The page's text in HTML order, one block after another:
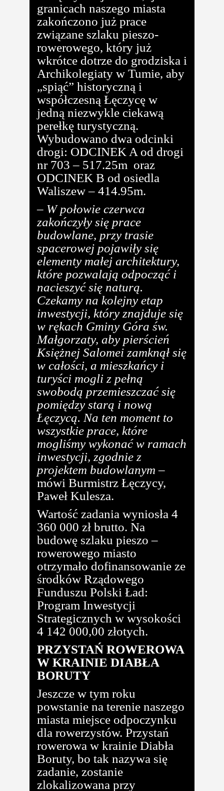
granicach naszego miasta
zakończono już prace
związane szlaku pieszo-
rowerowego, który już
wkrótce dotrze do grodziska i
Archikolegiaty w Tumie, aby
„spiąć” historyczną i
współczesną Łęczycę w
jedną niezwykle ciekawą
perełkę turystyczną.
Wybudowano dwa odcinki
drogi: ODCINEK A od drogi
nr 703 – 517.25m oraz
ODCINEK B od osiedla
Waliszew – 414.95m.
– W połowie czerwca
zakończyły się prace
budowlane, przy trasie
spacerowej pojawiły się
elementy małej architektury,
które pozwalają odpocząć i
nacieszyć się naturą.
Czekamy na kolejny etap
inwestycji, który znajduje się
w rękach Gminy Góra św.
Małgorzaty, aby pierścień
Księżnej Salomei zamknął się
w całości, a mieszkańcy i
turyści mogli z pełną
swobodą przemieszczać się
pomiędzy starą i nową
Łęczycą. Na ten moment to
wszystkie prace, które
mogliśmy wykonać w ramach
inwestycji, zgodnie z
projektem budowlanym–
mówi Burmistrz Łęczycy,
Paweł Kulesza.
Wartość zadania wyniosła 4
360 000 zł brutto. Na
budowę szlaku pieszo –
rowerowego miasto
otrzymało dofinansowanie ze
środków Rządowego
Funduszu Polski Ład:
Program Inwestycji
Strategicznych w wysokości
4 142 000,00 złotych.
PRZYSTAŃ ROWEROWA
W KRAINIE DIABŁA
BORUTY
Jeszcze w tym roku
powstanie na terenie naszego
miasta miejsce odpoczynku
dla rowerzystów. Przystań
rowerowa w krainie Diabła
Boruty, bo tak nazywa się
zadanie, zostanie
zlokalizowana przy